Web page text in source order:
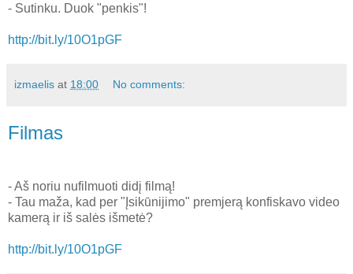
- Sutinku. Duok "penkis"!
http://bit.ly/10O1pGF
izmaelis at 18:00 No comments:
Filmas
- Aš noriu nufilmuoti didį filmą!
- Tau maža, kad per "Įsikūnijimo" premjerą konfiskavo video
kamerą ir iš salės išmetė?
http://bit.ly/10O1pGF